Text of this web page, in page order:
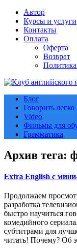
Автор
Курсы и услуги
Контакты
Оплата
Оферта
Возврат
Политика
Блог
Говорить легко
Video
Фильмы для
Грамматика
Архив тега:
Extra English с
Продолжаем
разработка
быстро научиться
комедийного
субтитрами для
читать! Почему? Об